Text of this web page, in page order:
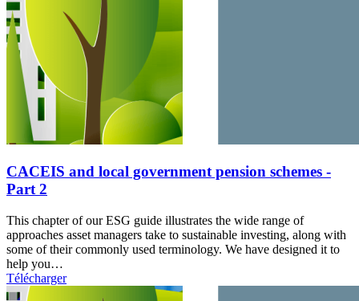
CACEIS and local government pension schemes -
Part 2
This chapter of our ESG guide illustrates the wide range of
approaches asset managers take to sustainable investing, along with
some of their commonly used terminology. We have designed it to
help you…
Télécharger